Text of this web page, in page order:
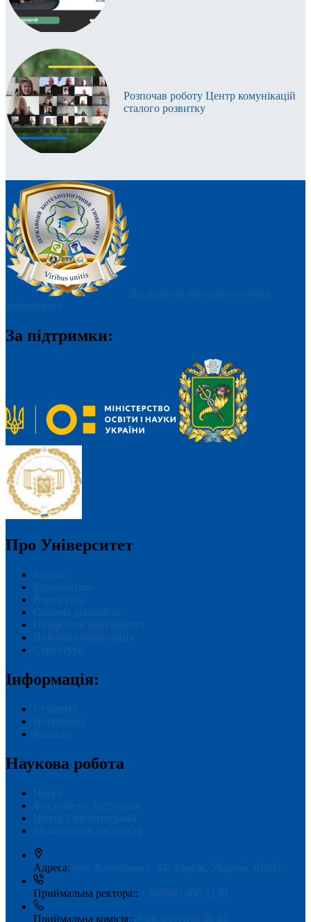
Розпочав роботу Центр комунікацій
сталого розвитку
Державний біотехнологічний
університет
За підтримки:
Про Університет
Історія
Керівництво
Вчена рада
Освітня діяльність
Профспілковий комітет
Публічна інформація
Структура
Інформація:
Студенту
Вступнику
Батькам
Наукова робота
Наука
Факультети, інститути
Центр Євроінтеграції
Міжнародна діяльність
Адреса: вул. Алчевських, 44, Харків, Україна, 61002
Приймальна ректора:: +38(068) 660 32 81
Приймальна комісія:: +38( 050) 050 40 44